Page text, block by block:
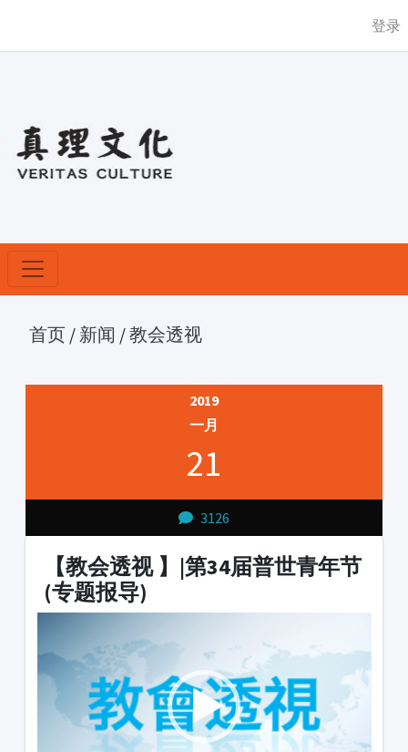
登录
首页 / 新闻 /教会透视
2019
一月
21
3126
【教会透视 】|第34届普世青年节
(专题报导)